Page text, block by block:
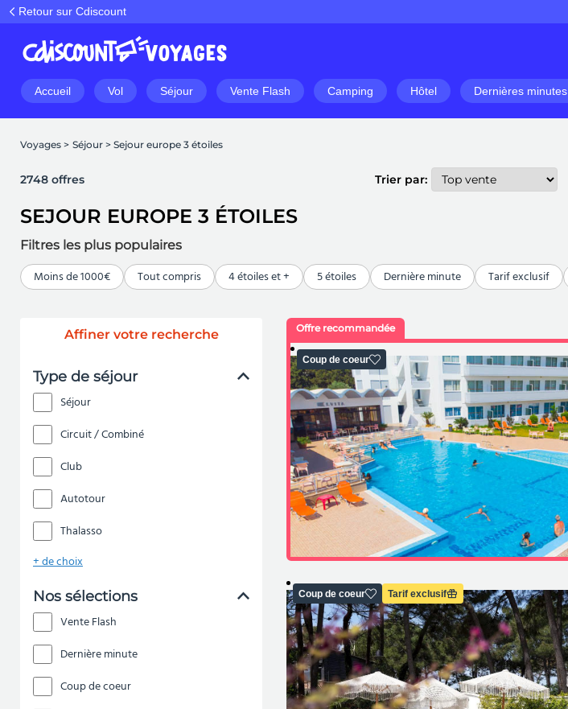
Retour sur Cdiscount
Accueil Vol Séjour Vente Flash Camping Hôtel Dernières minutes
Voyages > Séjour > Sejour europe 3 étoiles
2748 offres Trier par:
SEJOUR EUROPE 3 ÉTOILES
Filtres les plus populaires
Moins de 1000€ Tout compris 4 étoiles et + 5 étoiles Dernière minute Tarif exclusif
Affiner votre recherche
Type de séjour
Séjour
Circuit / Combiné
Club
Autotour
Thalasso
+ de choix
Nos sélections
Vente Flash
Dernière minute
Coup de coeur
Offre recommandée
Coup de coeur
Coup de coeur Tarif exclusif